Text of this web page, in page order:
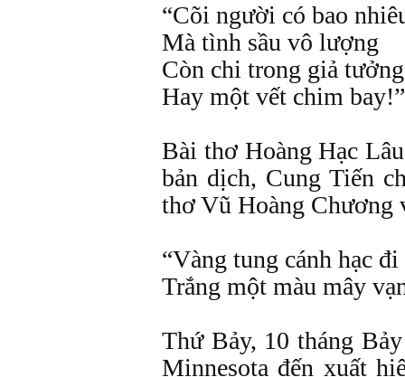
“Cõi người có bao
Mà tình sầu vô lượng
Còn chi trong giả tưởng
Hay một vết chim bay!”
Bài thơ Hoàng Hạc
bản dịch, Cung Tiến
thơ Vũ Hoàng Chương
“Vàng tung cánh hạc
Trắng một màu mây
Thứ Bảy, 10 tháng
Minnesota đến xuất